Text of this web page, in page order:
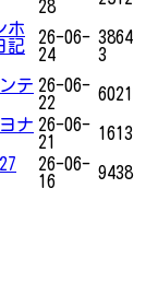
28
ホ
記
26-06-
24
3864
3
テ 26-06-
22
6021
ナ 26-06-
21
1613
26-06-
16
9438